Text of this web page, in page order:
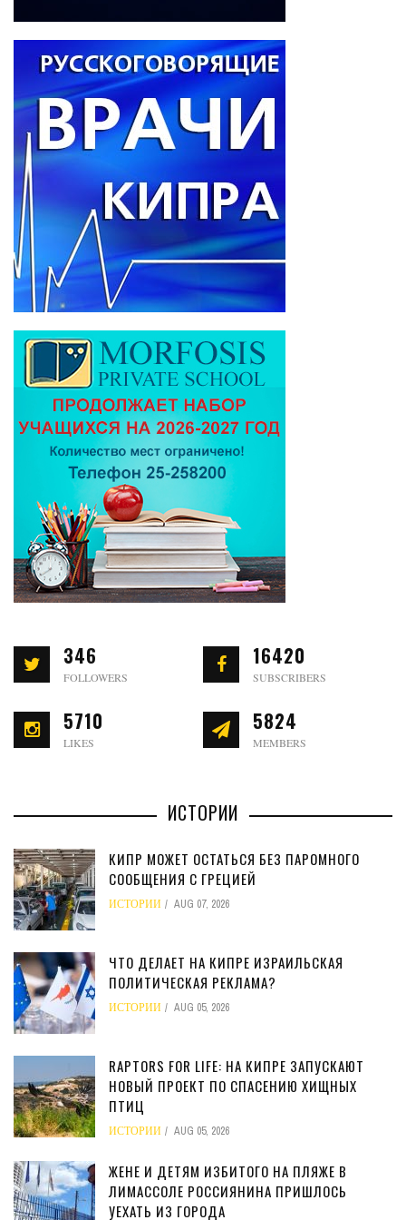
346
FOLLOWERS
16420
SUBSCRIBERS
5710
LIKES
5824
MEMBERS
ИСТОРИИ
КИПР МОЖЕТ ОСТАТЬСЯ БЕЗ ПАРОМНОГО
СООБЩЕНИЯ С ГРЕЦИЕЙ
ИСТОРИИ AUG 07, 2026
ЧТО ДЕЛАЕТ НА КИПРЕ ИЗРАИЛЬСКАЯ
ПОЛИТИЧЕСКАЯ РЕКЛАМА?
ИСТОРИИ AUG 05, 2026
RAPTORS FOR LIFE: НА КИПРЕ ЗАПУСКАЮТ
НОВЫЙ ПРОЕКТ ПО СПАСЕНИЮ ХИЩНЫХ
ПТИЦ
ИСТОРИИ AUG 05, 2026
ЖЕНЕ И ДЕТЯМ ИЗБИТОГО НА ПЛЯЖЕ В
ЛИМАССОЛЕ РОССИЯНИНА ПРИШЛОСЬ
УЕХАТЬ ИЗ ГОРОДА